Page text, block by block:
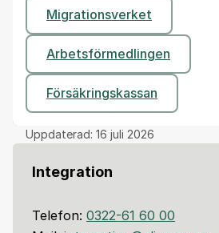
Migrationsverket
Arbetsförmedlingen
Försäkringskassan
Uppdaterad: 16 juli 2026
Integration
Telefon: 0322-61 60 00